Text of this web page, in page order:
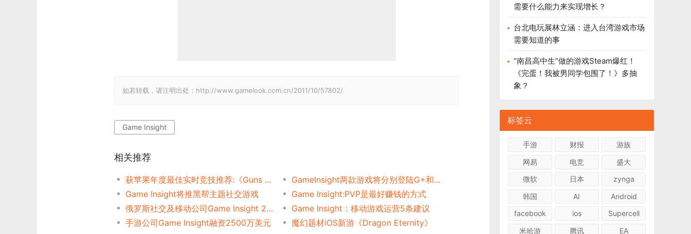
如若转载，请注明出处：http://www.gamelook.com.cn/2011/10/57802/
Game Insight
相关推荐
获苹果年度最佳实时竞技推荐:《Guns of Boom》半年用户量破2000万
GameInsight两款游戏将分别登陆G+和ipad
Game Insight将推黑帮主题社交游戏
Game Insight:PVP是最好赚钱的方式
俄罗斯社交及移动公司Game Insight 2011年收入达5000万美元
Game Insight：移动游戏运营5条建议
手游公司Game Insight融资2500万美元
魔幻题材iOS新游《Dragon Eternity》
需要什么能力来实现增长？
台北电玩展林立涵：进入台湾游戏市场
需要知道的事
“南昌高中生”做的游戏Steam爆红！
《完蛋！我被男同学包围了！》多抽
象？
标签云
手游 财报
游族
网易
电竞
盛大
微软
日本
zynga
韩国
AI
Android
facebook
ios
Supercell
米哈游
腾讯 EA